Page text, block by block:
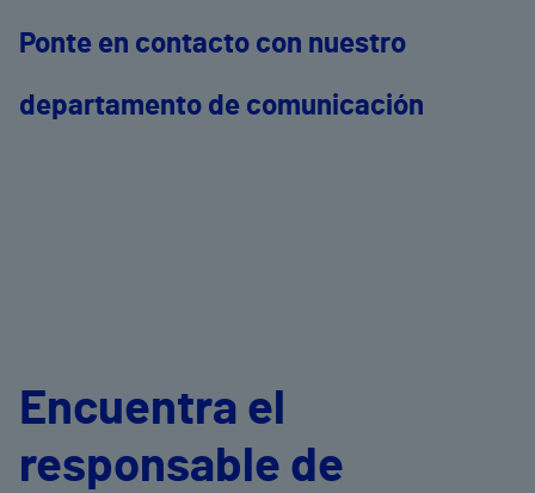
Ponte en contacto con nuestro
departamento de comunicación
Encuentra el
responsable de